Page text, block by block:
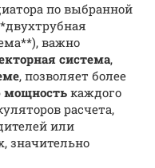
по выбранной
важно
система,
, позволяет более
мощность каждого
расчета,
или
значительно